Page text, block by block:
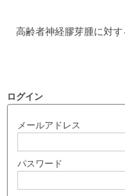
高齢者神経膠芽腫に対
ログイン
メールアドレス
パスワード